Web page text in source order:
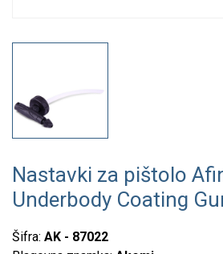
Nastavki za pištolo
Underbody Coating
Šifra: AK - 87022